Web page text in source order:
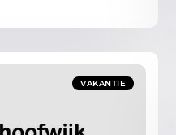
VAKANTIE